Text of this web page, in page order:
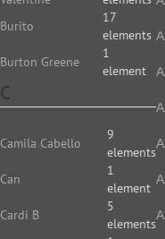
Burito
17
elements
Burton Greene
1
element
C
Camila Cabello
9
elements
Can
1
element
Cardi B
5
elements